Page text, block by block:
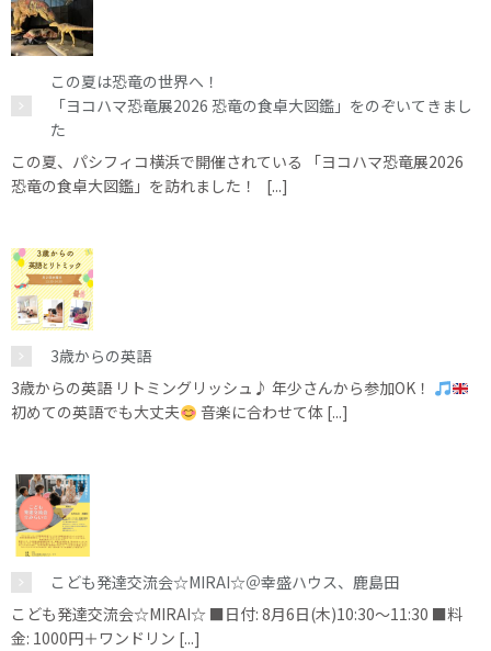
この夏は恐竜の世界へ！
「ヨコハマ恐竜展2026 恐竜の食卓大図鑑」をのぞいてきまし
た
この夏、パシフィコ横浜で開催されている 「ヨコハマ恐竜展2026
恐竜の食卓大図鑑」を訪れました！ [...]
3歳からの英語
3歳からの英語 リトミングリッシュ♪ 年少さんから参加OK！
初めての英語でも大丈夫
音楽に合わせて体 [...]
こども発達交流会☆MIRAI☆＠幸盛ハウス、鹿島田
こども発達交流会☆MIRAI☆ ■日付: 8月6日(木)10:30～11:30 ■料
金: 1000円＋ワンドリン [...]